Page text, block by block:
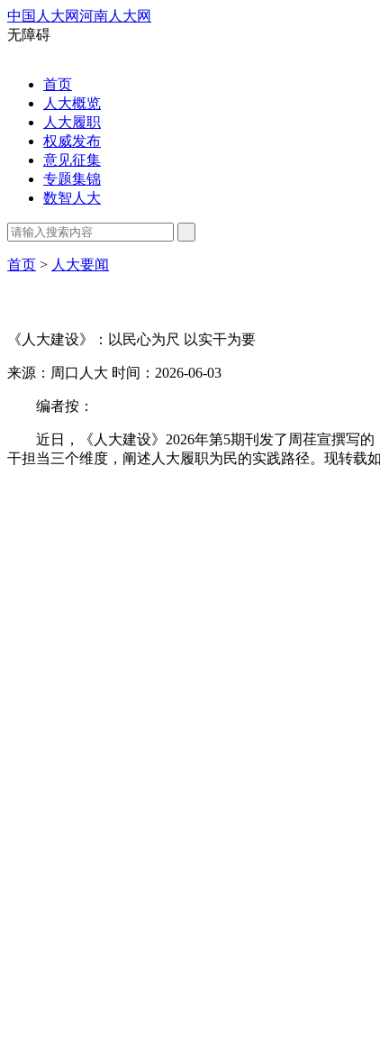
中国人大网河南人大网
无障碍
首页
人大概览
人大履职
权威发布
意见征集
专题集锦
数智人大
首页 > 人大要闻
《人大建设》：以民心为尺 以实干为要
来源：周口人大 时间：2026-06-03
编者按：
近日 ， 《人大建设》2026年第5期刊发了周荏宣撰写
干担当三个维度 ， 阐述人大履职为民的实践路径。 现转载